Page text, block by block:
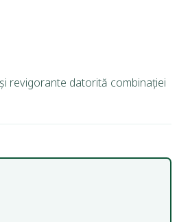
revigorante datorită combinației